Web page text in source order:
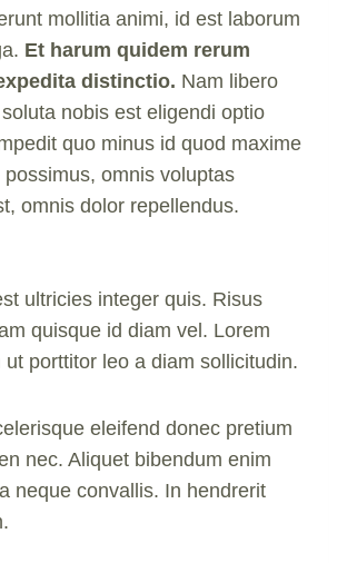
mollitia animi, id est laborum
Et harum quidem rerum
distinctio. Nam libero
nobis est eligendi optio
quo minus id quod maxime
omnis voluptas
omnis dolor repellendus.
ultricies integer quis. Risus
quisque id diam vel. Lorem
ut porttitor leo a diam sollicitudin.
eleifend donec pretium
nec. Aliquet bibendum enim
neque convallis. In hendrerit